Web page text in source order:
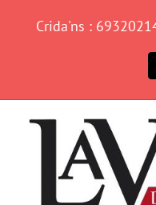
Crida'ns :